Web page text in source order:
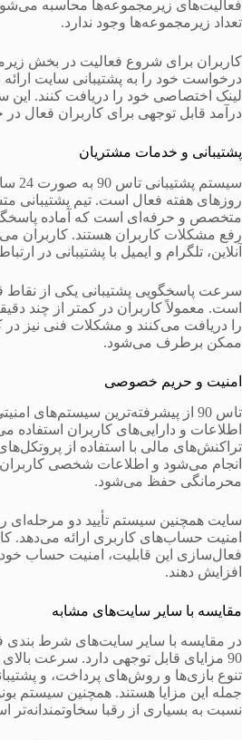
فعالیت‌های زیرمجموعه‌ها محاسبه
تعداد زیرمجموعه‌ها وجود ندارد.
کاربران برای شروع فعالیت در بخش
درخواست خود را به پشتیبانی سایت ارائه
لینک اختصاصی خود را دریافت کنند. این
درآمد قابل توجهی برای کاربران فعال در
پشتیبانی و خدمات مشتریان
سیستم
روزهای هفته فعال است. تیم پشتیبانی
متخصص و حرفه‌ای است که آماده
رفع مشکلات کاربران هستند. کاربران
آنلاین، تلگرام و ایمیل با پشتیبانی در
است. معمولاً کاربران در کمتر از چند
را دریافت می‌کنند و مشکلات فنی نیز در
ممکن برطرف می‌شود.
امنیت و حریم خصوصی
تاس 90 از پیشرفته‌ترین سیستم‌های
اطلاعات و دارایی‌های کاربران استفاده
تراکنش‌های مالی با استفاده از پروتکل‌های
انجام می‌شود و اطلاعات شخصی کاربران
محرمانگی حفظ می‌شود.
سایت همچنین سیستم تأیید دو مرحله‌ای
امنیت حساب‌های کاربری ارائه می‌دهد.
فعال‌سازی این قابلیت، امنیت حساب
افزایش دهند.
مقایسه با سایر سایت‌های مشابه
در مقایسه با سایر سایت‌های شرط بندی
90 مزایای قابل توجهی دارد. سرعت
جمله این مزایا هستند. همچنین سیستم
نسبت به بسیاری از رقبا سخاوتمندانه‌تر